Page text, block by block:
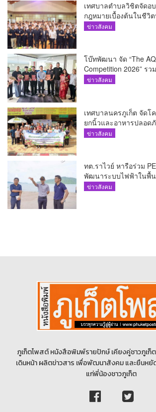
เทศบาลตำบลวิชิตจัดอ
กฎหมายเบื้องต้นในชีวิ
เยาวชน
ข่าวสังคม
โบ๊ทพัฒนา จัด “The
Competition 2026” ร
นำของ The Shopps at
ข่าวสังคม
เทศบาลนครภูเก็ต จัดโ
ยกนิ้วและอาหารปลอด
บริโภค
ข่าวสังคม
ทต.ราไวย์ หารือร่วม
พัฒนาระบบไฟฟ้าในพื้
ข่าวสังคม
ภูเก็ตโพสต์ หนังสือพิมพ์รายปักษ์ เคียงคู่ชาวภูเก็ต
เดินหน้า ผลิตข่าวสาร เพื่อพัฒนาสังคม และยืนหยั
แก่พี่น้องชาวภูเก็ต